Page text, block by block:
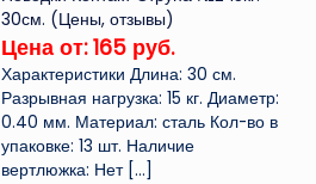
30см. (Цены, отзывы)
Цена от: 165 руб.
Характеристики Длина: 30 см.
Разрывная нагрузка: 15 кг. Диаметр:
0.40 мм. Материал: сталь Кол-во в
упаковке: 13 шт. Наличие
вертлюжка: Нет[…]